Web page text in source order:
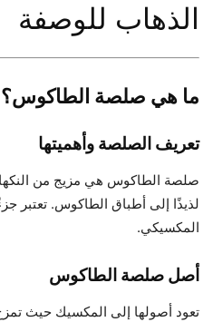
الذهاب للوصفة
ما هي صلصة الطاكوس؟
تعريف الصلصة وأهميتها
صلصة الطاكوس هي مزيج من
لذيذًا إلى أطباق الطاكوس. تعتبر
المكسيكي.
أصل صلصة الطاكوس
تعود أصولها إلى المكسيك حيث